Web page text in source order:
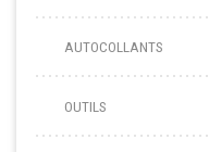
AUTOCOLLANTS
OUTILS